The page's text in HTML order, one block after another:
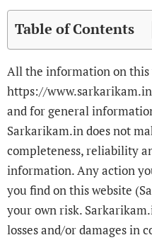
Table of Contents
All the information on this
https://
and for general
Sarkarikam.in does not
completeness, reliability
information. Any action
you find on this website
your own risk.
losses and/or damages in